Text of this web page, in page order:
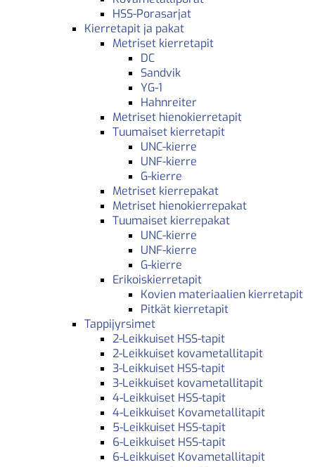
HSS-Porasarjat
Kierretapit ja pakat
Metriset kierretapit
DC
Sandvik
YG-1
Hahnreiter
Metriset hienokierretapit
Tuumaiset kierretapit
UNC-kierre
UNF-kierre
G-kierre
Metriset kierrepakat
Metriset hienokierrepakat
Tuumaiset kierrepakat
UNC-kierre
UNF-kierre
G-kierre
Erikoiskierretapit
Kovien materiaalien kierretapit
Pitkät kierretapit
Tappijyrsimet
2-Leikkuiset HSS-tapit
2-Leikkuiset kovametallitapit
3-Leikkuiset HSS-tapit
3-Leikkuiset kovametallitapit
4-Leikkuiset HSS-tapit
4-Leikkuiset Kovametallitapit
5-Leikkuiset HSS-tapit
6-Leikkuiset HSS-tapit
6-Leikkuiset Kovametallitapit